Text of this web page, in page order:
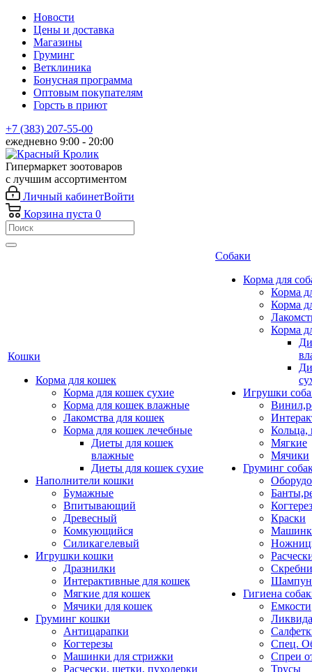
Новости
Цены и доставка
Магазины
Груминг
Ветклиника
Бонусная программа
Оптовым покупателям
Горсть в приют
+7 (383) 207-55-00
ежедневно 9:00 - 20:00
Гипермаркет зоотоваров
с лучшим ассортиментом
Личный кабинетВойти
Корзина пуста 0
Кошки
Корма для кошек
Корма для кошек сухие
Корма для кошек влажные
Лакомства для кошек
Корма для кошек лечебные
Диеты для кошек
влажные
Диеты для кошек сухие
Наполнители кошки
Бумажные
Впитывающий
Древесный
Комкующийся
Силикагелевый
Игрушки кошки
Дразнилки
Интерактивные для кошек
Мягкие для кошек
Мячики для кошек
Груминг кошки
Антицарапки
Когтерезы
Машинки для стрижки
Расчески, щетки, пуходерки
Собаки
Корма для
Корма
Корма
Корма
Игрушки
Кольца,
Мягкие
Мячики
Груминг
Краски
Гигиена
Емкости
Спец.
Спреи
Трусы